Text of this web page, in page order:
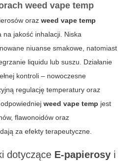
weed vape temp
oraz weed vape temp
na jakość inhalacji. Niska
niuanse smakowe, natomiast
liquidu lub suszu. Działanie
kontroli – nowoczesne
regulację temperatury oraz
weed vape temp jest
flawonoidów oraz
za efekty terapeutyczne.
dotyczące E-papierosy i